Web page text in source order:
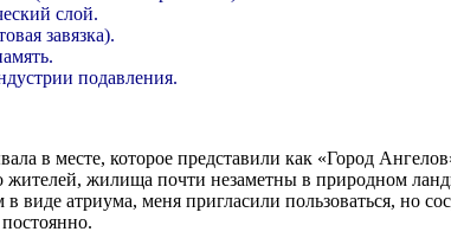
слой.
завязка).
подавления.
в месте, которое представили как «Город
жителей, жилища почти незаметны в природном
виде атриума, меня пригласили пользоваться, но